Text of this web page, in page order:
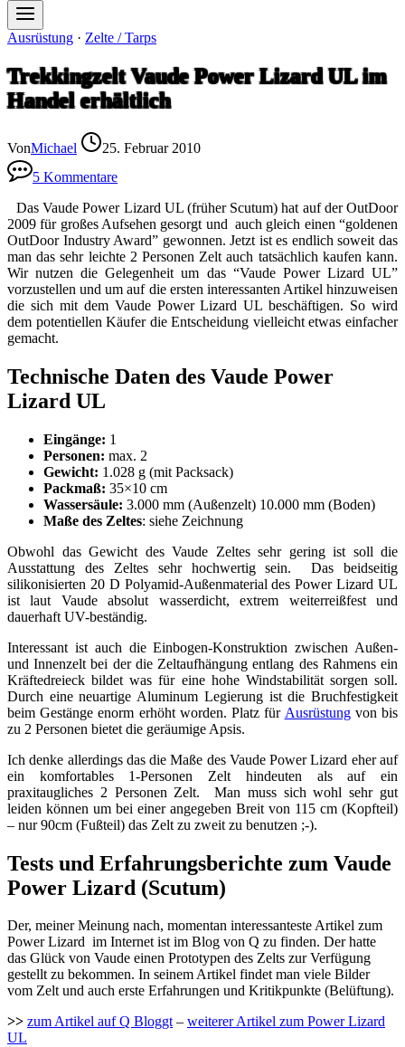
Ausrüstung · Zelte / Tarps
Trekkingzelt Vaude Power Lizard UL im
Handel erhältlich
VonMichael
25. Februar 2010
5 Kommentare
Das Vaude Power Lizard UL (früher Scutum) hat auf der OutDoor
2009 für großes Aufsehen gesorgt und auch gleich einen “goldenen
OutDoor Industry Award” gewonnen. Jetzt ist es endlich soweit das
man das sehr leichte 2 Personen Zelt auch tatsächlich kaufen kann.
Wir nutzen die Gelegenheit um das “Vaude Power Lizard UL”
vorzustellen und um auf die ersten interessanten Artikel hinzuweisen
die sich mit dem Vaude Power Lizard UL beschäftigen. So wird
dem potentiellen Käufer die Entscheidung vielleicht etwas einfacher
gemacht.
Technische Daten des Vaude Power
Lizard UL
Eingänge: 1
Personen: max. 2
Gewicht: 1.028 g (mit Packsack)
Packmaß: 35×10 cm
Wassersäule: 3.000 mm (Außenzelt) 10.000 mm (Boden)
Maße des Zeltes: siehe Zeichnung
Obwohl das Gewicht des Vaude Zeltes sehr gering ist soll die
Ausstattung des Zeltes sehr hochwertig sein. Das beidseitig
silikonisierten 20 D Polyamid-Außenmaterial des Power Lizard UL
ist laut Vaude absolut wasserdicht, extrem weiterreißfest und
dauerhaft UV-beständig.
Interessant ist auch die Einbogen-Konstruktion zwischen Außen-
und Innenzelt bei der die Zeltaufhängung entlang des Rahmens ein
Kräftedreieck bildet was für eine hohe Windstabilität sorgen soll.
Durch eine neuartige Aluminum Legierung ist die Bruchfestigkeit
beim Gestänge enorm erhöht worden. Platz für Ausrüstungvon bis
zu 2 Personen bietet die geräumige Apsis.
Ich denke allerdings das die Maße des Vaude Power Lizard eher auf
ein komfortables 1-Personen Zelt hindeuten als auf ein
praxitaugliches 2 Personen Zelt. Man muss sich wohl sehr gut
leiden können um bei einer angegeben Breit von 115 cm (Kopfteil)
– nur 90cm (Fußteil) das Zelt zu zweit zu benutzen ;-).
Tests und Erfahrungsberichte zum Vaude
Power Lizard (Scutum)
Der, meiner Meinung nach, momentan interessanteste Artikel zum
Power Lizard im Internet ist im Blog von Q zu finden. Der hatte
das Glück von Vaude einen Prototypen des Zelts zur Verfügung
gestellt zu bekommen. In seinem Artikel findet man viele Bilder
vom Zelt und auch erste Erfahrungen und Kritikpunkte (Belüftung).
>> zum Artikel auf Q Bloggt– weiterer Artikel zum Power Lizard
UL